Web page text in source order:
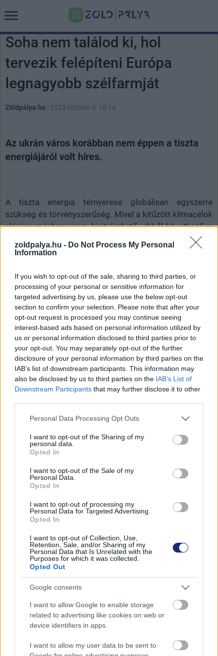
zoldpalya.hu - Do Not Process My Personal
Information
If you wish to opt-out of the sale, sharing to third parties, or
processing of your personal or sensitive information for
targeted advertising by us, please use the below opt-out
section to confirm your selection. Please note that after your
opt-out request is processed you may continue seeing
interest-based ads based on personal information utilized by
us or personal information disclosed to third parties prior to
your opt-out. You may separately opt-out of the further
disclosure of your personal information by third parties on the
IAB’s list of downstream participants. This information may
also be disclosed by us to third parties on the IAB’s List of
Downstream Participants that may further disclose it to other
Please note that this website/app uses one or more Google
not limited to your visit or usage behaviour. You may click to
grant or deny consent to Google and its third-party tags to
use your data for below specified purposes in below Google
consent section.
Personal Data Processing Opt Outs
I want to opt-out of the Sharing of my
personal data.
Opted In
I want to opt-out of the Sale of my
Personal Data.
Opted In
I want to opt-out of processing my
Personal Data for Targeted Advertising.
Opted In
I want to opt-out of Collection, Use,
Retention, Sale, and/or Sharing of my
Personal Data that Is Unrelated with the
Purposes for which it was collected.
Opted Out
Google consents
I want to allow Google to enable storage
related to advertising like cookies on web or
device identifiers in apps.
I want to allow my user data to be sent to
Soha nem találod ki, hol
tervezik felépíteni Európa
legnagyobb szélfarmját
Zöldpálya.hu | 2023 október 6. 18:14
Az ukrán város korábban nem éppen a tiszta
energiájáról volt híres.
A tiszta energia térnyerése globálisan egyszerre
szükség és törvényszerűség. Mivel a kitűzött klímacélok
elérése máshogy nem kivitelezhető, ebből következően
szükségszerű, és mert egyre kifizetődőbb a fosszilis
energiahordozók felhasználásához viszonyítva, egyúttal
érik zöld energiatermelő kapacitások telepítésével
kapcsolatos hírek.
Alegnagyobb szélkerékés alegnagyobb úszó
napelemparkután, most itt vannak Európa legnagyobb
szélfarmjának tervei, amit nem máshol szándékoznak
létrehozni, mint az atomenergiában rejlő kockázatok
leghírhedtebb mementójában, Csernobil városában.
a sugárzás mértéke miatt ki kellett üríteni 2600
négyzetkilométernyi területen. Az erőművet máig ez a
lezárt zóna veszi körül, bár egyes épen maradt blokkjai
A Szovjetunió felbomlása után a térség országai
szempontjából is Oroszországtól. Ukrajna, aminek
területén fekszik Csernobil, már egy ideje elkötelezte
megtermelésére használja fel. Néhány éve már
telepítettek ide szép számban invertereket, amik azóta
is 2000 háztartást lának el a szükséges energiával.
A tervek szerinta ezt a jövőben összesen 1000
megawattnyi energiát megtermelni képes szélturbinák
telepítése követi. Ez önmagában elegendő lenne a közeli
főváros, Kijev 800 ezer háztartásának ellátásához.
Már az orosz-ukrán háború kirobbanása előtt is tettek az